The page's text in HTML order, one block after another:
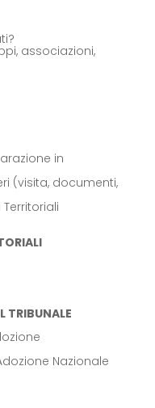
associazioni,
in
(visita, documenti,
TRIBUNALE
Nazionale